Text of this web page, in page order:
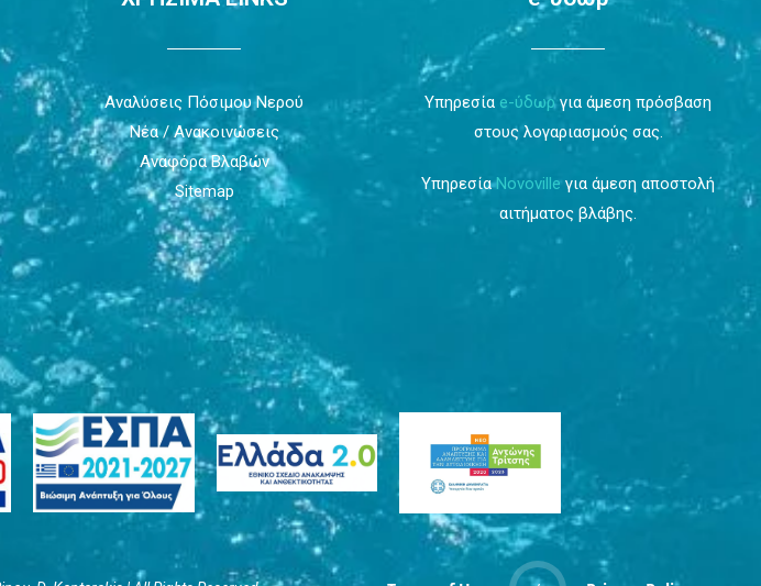
Αναλύσεις Πόσιμου Νερού
Νέα / Ανακοινώσεις
Αναφόρα Βλαβών
Sitemap
Υπηρεσία e-ύδωρ για άμεση πρόσβαση
στους λογαριασμούς σας.
ΥπηρεσίαNovoville για άμεση αποστολή
αιτήματος βλάβης.